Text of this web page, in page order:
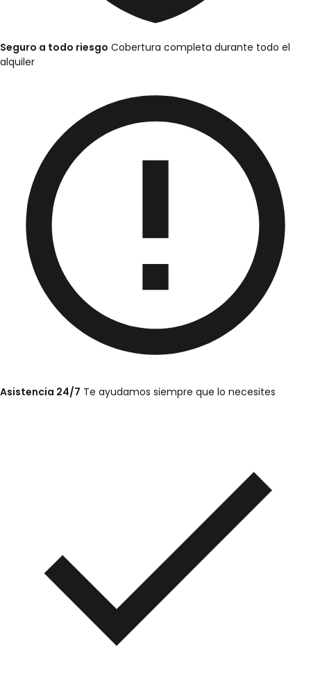
Seguro a todo riesgo Cobertura completa durante todo el
alquiler
Asistencia 24/7 Te ayudamos siempre que lo necesites